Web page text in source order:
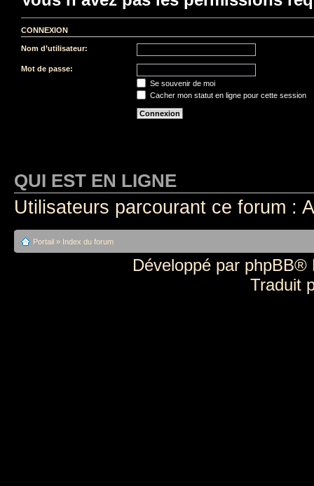
CONNEXION
Nom d’utilisateur:
Mot de passe:
Se souvenir de moi
Cacher mon statut en ligne pour cette session
QUI EST EN LIGNE
Utilisateurs parcourant ce forum :
Portail » Index du forum
Développé par phpBB®
Traduit